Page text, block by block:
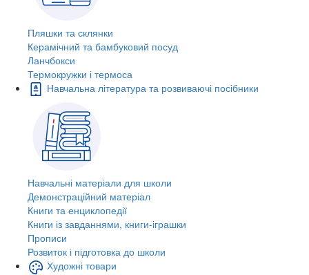
Пляшки та склянки
Керамічний та бамбуковий посуд
Ланчбокси
Термокружки і термоса
Навчальна література та розвиваючі посібники
Навчальні матеріали для школи
Демонстраційний матеріал
Книги та енциклопедії
Книги із завданнями, книги-іграшки
Прописи
Розвиток і підготовка до школи
Художні товари